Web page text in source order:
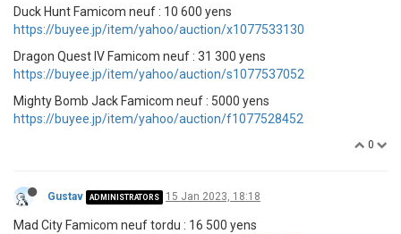
Duck Hunt Famicom neuf : 10 600 yens
https://buyee.jp/item/yahoo/auction/x1077533130
Dragon Quest IV Famicom neuf : 31 300 yens
https://buyee.jp/item/yahoo/auction/s1077537052
Mighty Bomb Jack Famicom neuf : 5000 yens
https://buyee.jp/item/yahoo/auction/f1077528452
0
Gustav ADMINISTRATORS 15 Jan 2023, 18:18
Mad City Famicom neuf tordu : 16 500 yens